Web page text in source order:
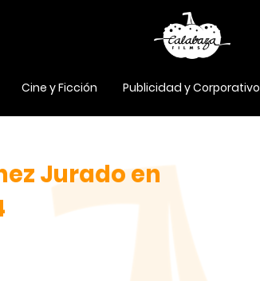
Cine y Ficción Publicidad y Corporativo
Jurado en